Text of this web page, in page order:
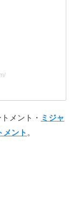
メント・ ミジャ
メント 。